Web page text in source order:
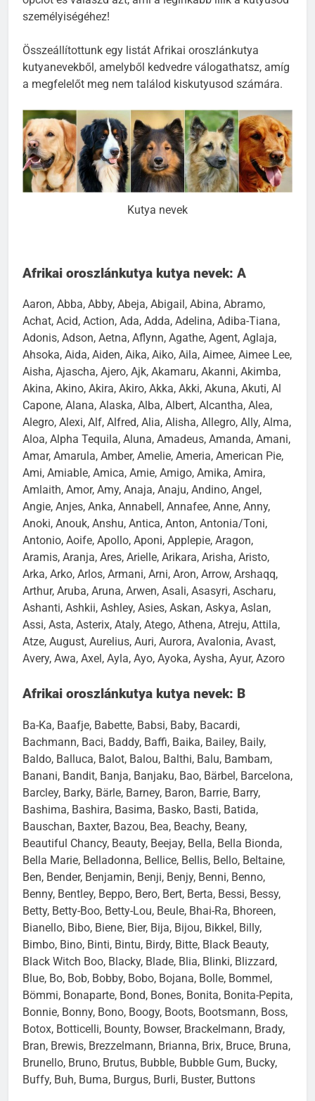
személyiségéhez!
Összeállítottunk egy listát Afrikai oroszlánkutya
kutyanevekből, amelyből kedvedre válogathatsz, amíg
a megfelelőt meg nem találod kiskutyusod számára.
Kutya nevek
Afrikai oroszlánkutya kutya nevek: A
Aaron, Abba, Abby, Abeja, Abigail, Abina, Abramo,
Achat, Acid, Action, Ada, Adda, Adelina, Adiba-Tiana,
Adonis, Adson, Aetna, Aflynn, Agathe, Agent, Aglaja,
Ahsoka, Aida, Aiden, Aika, Aiko, Aila, Aimee, Aimee Lee,
Aisha, Ajascha, Ajero, Ajk, Akamaru, Akanni, Akimba,
Akina, Akino, Akira, Akiro, Akka, Akki, Akuna, Akuti, Al
Capone, Alana, Alaska, Alba, Albert, Alcantha, Alea,
Alegro, Alexi, Alf, Alfred, Alia, Alisha, Allegro, Ally, Alma,
Aloa, Alpha Tequila, Aluna, Amadeus, Amanda, Amani,
Amar, Amarula, Amber, Amelie, Ameria, American Pie,
Ami, Amiable, Amica, Amie, Amigo, Amika, Amira,
Amlaith, Amor, Amy, Anaja, Anaju, Andino, Angel,
Angie, Anjes, Anka, Annabell, Annafee, Anne, Anny,
Anoki, Anouk, Anshu, Antica, Anton, Antonia/Toni,
Antonio, Aoife, Apollo, Aponi, Applepie, Aragon,
Aramis, Aranja, Ares, Arielle, Arikara, Arisha, Aristo,
Arka, Arko, Arlos, Armani, Arni, Aron, Arrow, Arshaqq,
Arthur, Aruba, Aruna, Arwen, Asali, Asasyri, Ascharu,
Ashanti, Ashkii, Ashley, Asies, Askan, Askya, Aslan,
Assi, Asta, Asterix, Ataly, Atego, Athena, Atreju, Attila,
Atze, August, Aurelius, Auri, Aurora, Avalonia, Avast,
Avery, Awa, Axel, Ayla, Ayo, Ayoka, Aysha, Ayur, Azoro
Afrikai oroszlánkutya kutya nevek: B
Ba-Ka, Baafje, Babette, Babsi, Baby, Bacardi,
Bachmann, Baci, Baddy, Baffi, Baika, Bailey, Baily,
Baldo, Balluca, Balot, Balou, Balthi, Balu, Bambam,
Banani, Bandit, Banja, Banjaku, Bao, Bärbel, Barcelona,
Barcley, Barky, Bärle, Barney, Baron, Barrie, Barry,
Bashima, Bashira, Basima, Basko, Basti, Batida,
Bauschan, Baxter, Bazou, Bea, Beachy, Beany,
Beautiful Chancy, Beauty, Beejay, Bella, Bella Bionda,
Bella Marie, Belladonna, Bellice, Bellis, Bello, Beltaine,
Ben, Bender, Benjamin, Benji, Benjy, Benni, Benno,
Benny, Bentley, Beppo, Bero, Bert, Berta, Bessi, Bessy,
Betty, Betty-Boo, Betty-Lou, Beule, Bhai-Ra, Bhoreen,
Bianello, Bibo, Biene, Bier, Bija, Bijou, Bikkel, Billy,
Bimbo, Bino, Binti, Bintu, Birdy, Bitte, Black Beauty,
Black Witch Boo, Blacky, Blade, Blia, Blinki, Blizzard,
Blue, Bo, Bob, Bobby, Bobo, Bojana, Bolle, Bommel,
Bömmi, Bonaparte, Bond, Bones, Bonita, Bonita-Pepita,
Bonnie, Bonny, Bono, Boogy, Boots, Bootsmann, Boss,
Botox, Botticelli, Bounty, Bowser, Brackelmann, Brady,
Bran, Brewis, Brezzelmann, Brianna, Brix, Bruce, Bruna,
Brunello, Bruno, Brutus, Bubble, Bubble Gum, Bucky,
Buffy, Buh, Buma, Burgus, Burli, Buster, Buttons